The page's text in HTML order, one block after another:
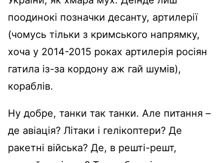
поодинокі позначки десанту, артилерії
(чомусь тільки з кримського напрямку,
хоча у 2014-2015 роках артилерія росіян
гатила із-за кордону аж гай шумів),
кораблів.
Ну добре, танки так танки. Але питання –
де авіація? Літаки і гелікоптери? Де
ракетні війська? Де, в решті-решт,